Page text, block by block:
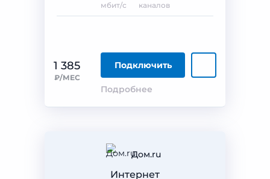
1 385
₽/МЕС
Подключить
Подробнее
мбит/с каналов
Дом.ru
Интернет